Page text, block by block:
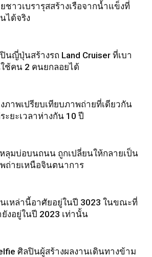
ชาวเบรารุสสร้างเรือจากน้ำแข็งที่
ได้จริง
นญี่ปุ่นสร้างรถ Land Cruiser ที่เบา
ช้คน 2 คนยกลอยได้
ภาพเปรียบเทียบภาพถ่ายที่เดียวกัน
ะยะเวลาห่างกัน 10 ปี
ลุมบ่อบนถนน ถูกเปลี่ยนให้กลายเป็น
ถ่ายเหนือจินตนาการ
เหล่านี้อาศัยอยู่ในปี 3023 ในขณะที่
ยังอยู่ในปี 2023 เท่านั้น
ศิลปินผู้สร้างผลงานเดินทางข้าม